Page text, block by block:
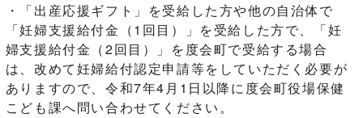
・「出産応援ギフト」を受給した方や他の自治体で
「妊婦支援給付金（1回目）」を受給した方で、「妊
婦支援給付金（2回目）」を度会町で受給する場合
は、改めて妊婦給付認定申請等をしていただく必要が
ありますので、令和7年4月1日以降に度会町役場保健
こども課へ問い合わせてください。